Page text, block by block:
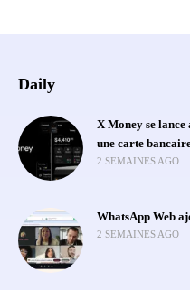
Daily
X Money se
une carte
2 SEMAINES AGO
WhatsApp Web
2 SEMAINES AGO